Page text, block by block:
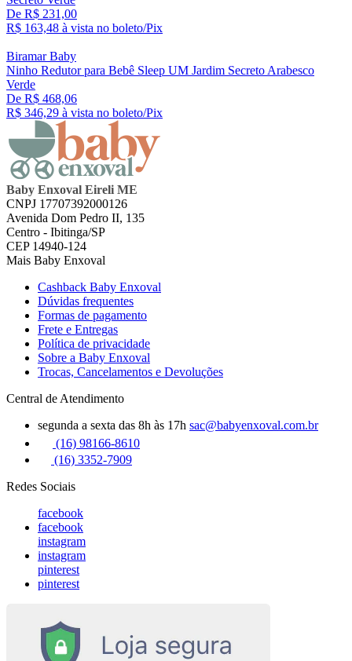
De R$ 231,00
R$ 163,48 à vista no boleto/Pix
Biramar Baby
Ninho Redutor para Bebê Sleep UM Jardim Secreto Arabesco
Verde
De R$ 468,06
R$ 346,29 à vista no boleto/Pix
Baby Enxoval Eireli ME
CNPJ 17707392000126
Avenida Dom Pedro II, 135
Centro - Ibitinga/SP
CEP 14940-124
Mais Baby Enxoval
Cashback Baby Enxoval
Dúvidas frequentes
Formas de pagamento
Frete e Entregas
Política de privacidade
Sobre a Baby Enxoval
Trocas, Cancelamentos e Devoluções
Central de Atendimento
segunda a sexta das 8h às 17h sac@babyenxoval.com.br
(16) 98166-8610
(16) 3352-7909
Redes Sociais
facebook
facebook
instagram
instagram
pinterest
pinterest